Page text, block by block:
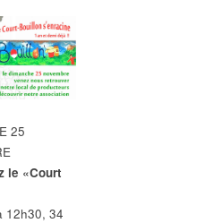
25
le «Court
12h30, 34